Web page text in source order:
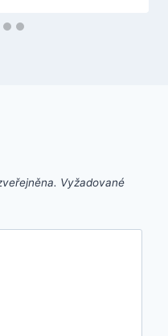
Vyžadované